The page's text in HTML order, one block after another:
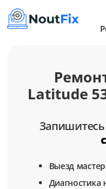
Latitude
Выезд
Диагностика